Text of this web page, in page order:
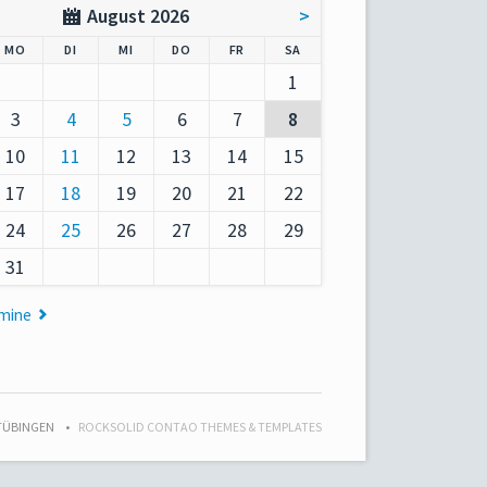
August 2026 >
MO DIENSTAG
MITTWOCH
DO NNERSTAG
FR SA
1
3 4 5 6 7
8
10 11 12 13 14
15
17 18 19 20 21
22
24 25 26 27 28
29
31
ROCKSOLID CONTAO THEMES & TEMPLATES